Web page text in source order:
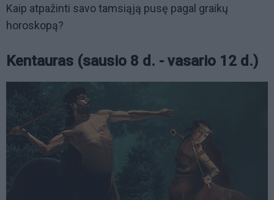
Kaip atpažinti savo tamsiąją pusę pagal graikų
horoskopą?
Kentauras (sausio 8 d. - vasario 12 d.)